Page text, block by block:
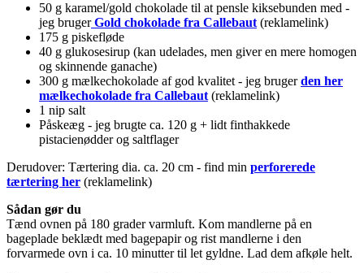
50 g karamel/gold chokolade til at pensle kiksebunden med -
jeg brugerGold chokolade fra Callebaut (reklamelink)
175 g piskefløde
40 g glukosesirup (kan udelades, men giver en mere homogen
og skinnende ganache)
300 g mælkechokolade af god kvalitet - jeg brugerden her
mælkechokolade fra Callebaut (reklamelink)
1 nip salt
Påskeæg - jeg brugte ca. 120 g + lidt finthakkede
pistacienødder og saltflager
Derudover: Tærtering dia. ca. 20 cm - find min perforerede
tærtering her (reklamelink)
Sådan gør du
Tænd ovnen på 180 grader varmluft. Kom mandlerne på en
bageplade beklædt med bagepapir og rist mandlerne i den
forvarmede ovn i ca. 10 minutter til let gyldne. Lad dem afkøle helt.